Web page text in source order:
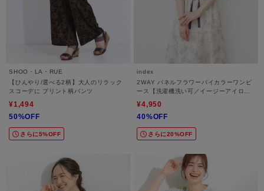
SHOO・LA・RUE
【ひんやり/選べる2柄】大人のリラック
スコーデに プリント柄パンツ
¥1,494
50%OFF
さらに5%OFF
index
2WAY パネルフラワーバイカラーワンピ
ース【洗濯機洗い可／イージーアイロ
¥4,950
40%OFF
さらに20%OFF